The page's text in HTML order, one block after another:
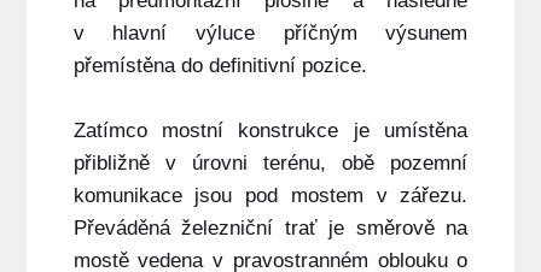
v hlavní výluce příčným výsunem
přemístěna do definitivní pozice.
Zatímco mostní konstrukce je umístěna
přibližně v úrovni terénu, obě pozemní
komunikace jsou pod mostem v zářezu.
Převáděná železniční trať je směrově na
mostě vedena v pravostranném oblouku o